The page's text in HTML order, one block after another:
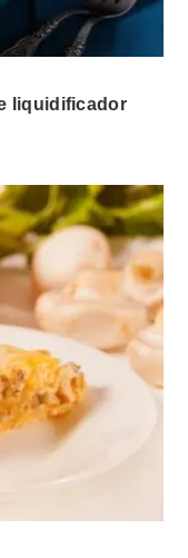
liquidificador